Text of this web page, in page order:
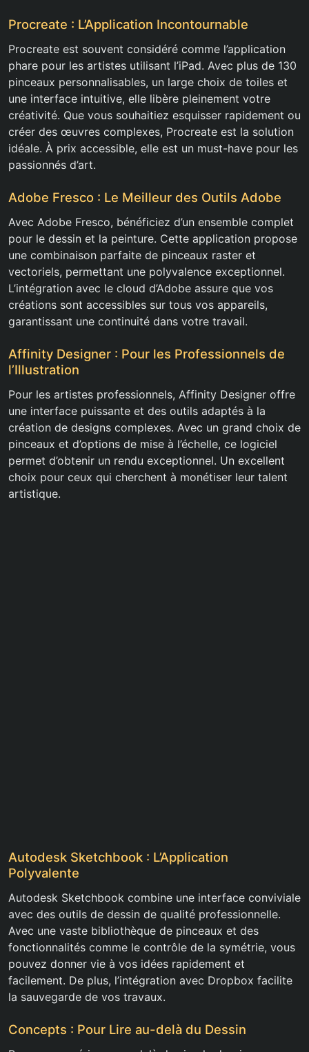
Procreate : L’Application Incontournable
Procreate est souvent considéré comme l’application
phare pour les artistes utilisant l’iPad. Avec plus de 130
pinceaux personnalisables, un large choix de toiles et
une interface intuitive, elle libère pleinement votre
créativité. Que vous souhaitiez esquisser rapidement ou
créer des œuvres complexes, Procreate est la solution
idéale. À prix accessible, elle est un must-have pour les
passionnés d’art.
Adobe Fresco : Le Meilleur des Outils Adobe
Avec Adobe Fresco, bénéficiez d’un ensemble complet
pour le dessin et la peinture. Cette application propose
une combinaison parfaite de pinceaux raster et
vectoriels, permettant une polyvalence exceptionnel.
L’intégration avec le cloud d’Adobe assure que vos
créations sont accessibles sur tous vos appareils,
garantissant une continuité dans votre travail.
Affinity Designer : Pour les Professionnels de
l’Illustration
Pour les artistes professionnels, Affinity Designer offre
une interface puissante et des outils adaptés à la
création de designs complexes. Avec un grand choix de
pinceaux et d’options de mise à l’échelle, ce logiciel
permet d’obtenir un rendu exceptionnel. Un excellent
choix pour ceux qui cherchent à monétiser leur talent
artistique.
Autodesk Sketchbook : L’Application
Polyvalente
Autodesk Sketchbook combine une interface conviviale
avec des outils de dessin de qualité professionnelle.
Avec une vaste bibliothèque de pinceaux et des
fonctionnalités comme le contrôle de la symétrie, vous
pouvez donner vie à vos idées rapidement et
facilement. De plus, l’intégration avec Dropbox facilite
la sauvegarde de vos travaux.
Concepts : Pour Lire au-delà du Dessin